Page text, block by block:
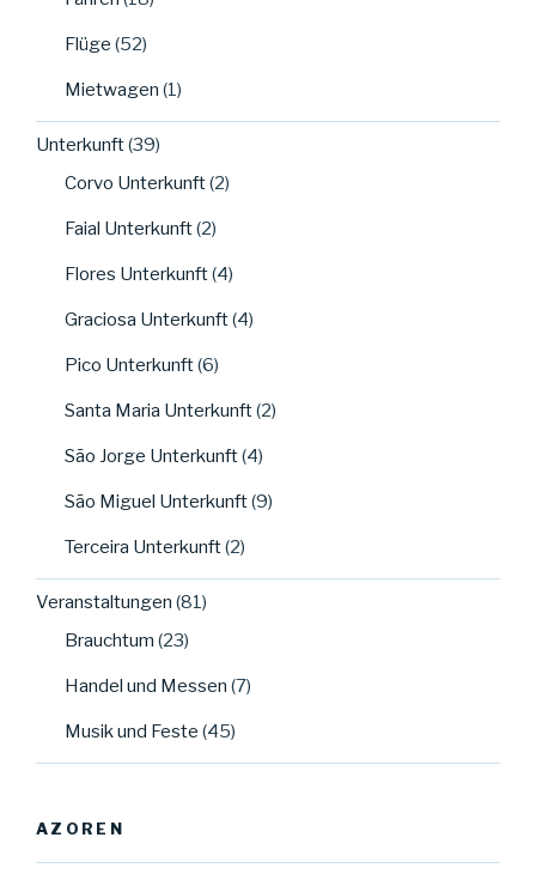
Flüge (52)
Mietwagen (1)
Unterkunft(39)
Corvo Unterkunft(2)
Faial Unterkunft(2)
Flores Unterkunft(4)
Graciosa Unterkunft(4)
Pico Unterkunft(6)
Santa Maria Unterkunft(2)
São Jorge Unterkunft(4)
São Miguel Unterkunft(9)
Terceira Unterkunft(2)
Veranstaltungen (81)
Brauchtum (23)
Handel und Messen (7)
Musik und Feste (45)
AZOREN